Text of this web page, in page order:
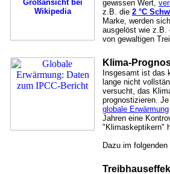
gewissen Wert,
z.B. die 2 °C
Marke, werden
ausgelöst wie z.B.
von gewaltigen
Klima-
Insgesamt ist das
lange nicht
versucht, das
prognostizieren.
globale Erwärmung
Jahren eine
"Klimaskeptikern"
Dazu im